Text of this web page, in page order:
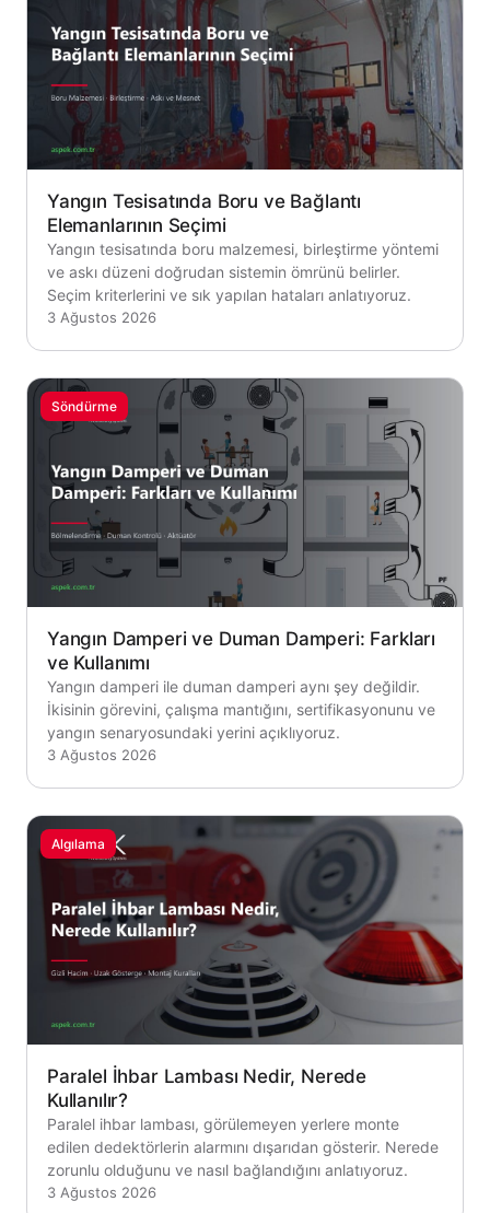
Yangın Tesisatında Boru ve Bağlantı
Elemanlarının Seçimi
Yangın tesisatında boru malzemesi, birleştirme yöntemi
ve askı düzeni doğrudan sistemin ömrünü belirler.
Seçim kriterlerini ve sık yapılan hataları anlatıyoruz.
3 Ağustos 2026
Söndürme
Yangın Damperi ve Duman Damperi: Farkları
ve Kullanımı
Yangın damperi ile duman damperi aynı şey değildir.
İkisinin görevini, çalışma mantığını, sertifikasyonunu ve
yangın senaryosundaki yerini açıklıyoruz.
3 Ağustos 2026
Algılama
Paralel İhbar Lambası Nedir, Nerede
Kullanılır?
Paralel ihbar lambası, görülemeyen yerlere monte
edilen dedektörlerin alarmını dışarıdan gösterir. Nerede
zorunlu olduğunu ve nasıl bağlandığını anlatıyoruz.
3 Ağustos 2026